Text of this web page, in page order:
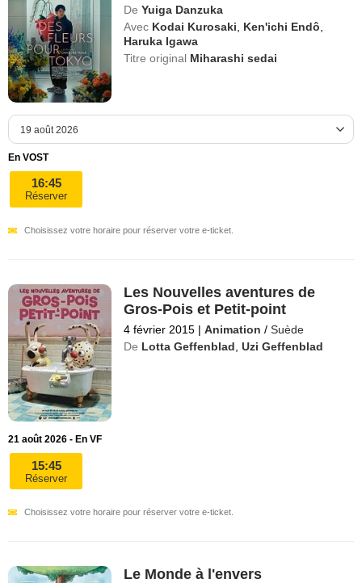
De Yuiga Danzuka
Avec Kodai Kurosaki Ken'ichi Endô
Haruka Igawa
Titre original Miharashi sedai
En VOST
16:45
Réserver
Choisissez votre horaire pour réserver votre e-ticket.
Les Nouvelles aventures de
Gros-Pois et Petit-point
4 février 2015 | Animation / Suède
De Lotta Geffenblad ,Uzi Geffenblad
21 août 2026 - En VF
15:45
Réserver
Choisissez votre horaire pour réserver votre e-ticket.
Le Monde à l'envers